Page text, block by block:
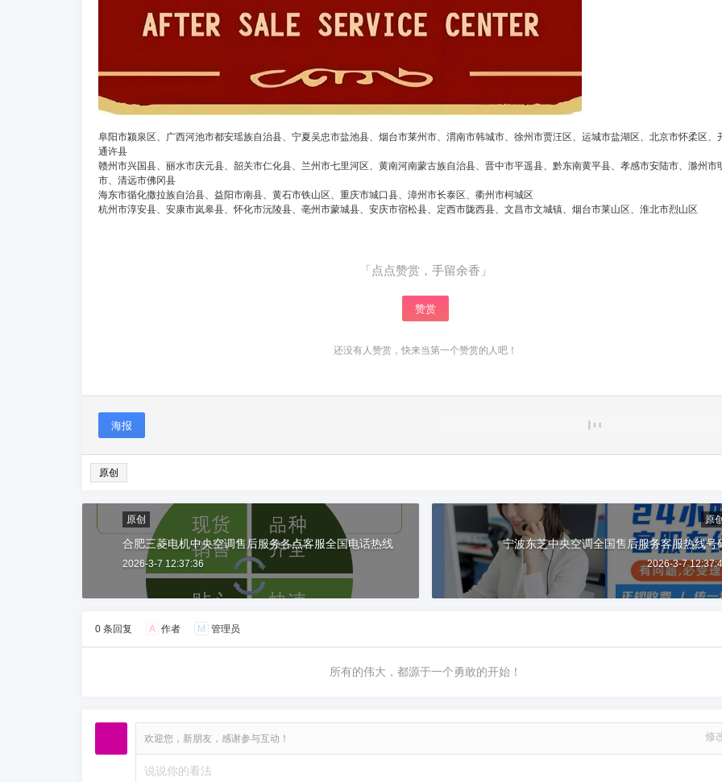
阜阳市颍泉区、广西河池市都安瑶族自治县、宁夏吴忠市盐池县、烟台市莱州市、渭南市韩城市、徐州市贾汪区、运城市盐湖区、北京市怀柔区、
通许县
赣州市兴国县、丽水市庆元县、韶关市仁化县、兰州市七里河区、黄南河南蒙古族自治县、晋中市平遥县、黔东南黄平县、孝感市安陆市、滁州市
市、清远市佛冈县
海东市循化撒拉族自治县、益阳市南县、黄石市铁山区、重庆市城口县、漳州市长泰区、衢州市柯城区
杭州市淳安县、安康市岚皋县、怀化市沅陵县、亳州市蒙城县、安庆市宿松县、定西市陇西县、文昌市文城镇、烟台市莱山区、淮北市烈山区
「点点赞赏，手留余香」
赞赏
还没有人赞赏，快来当第一个赞赏的人吧！
海报
原创
询） 三星空调售后服务中心全国24小时服务热线
(1)400-1865-909（点击咨询）（2）400-1865-90
长春三星空调总部400维修上门联系方式 ...
扫描二维码继续阅读
立刻支付
原创
合肥三菱电机中央空调售后服务各点客服全国电话热线
2026-3-7 12:37:36
原
宁波东芝中央空调全国售后服务客服热线号
2026-3-7
0 条回复 A 作者 M 管理员
所有的伟大，都源于一个勇敢的开始！
欢迎您，新朋友，感谢参与互动！ 修